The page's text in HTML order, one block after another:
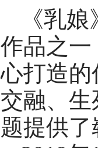
《乳
作品之一
心打造
交融、
题提供